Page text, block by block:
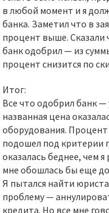
в любой момент и я
банка. Заметил что в
процент выше. Сказали
банк одобрил — из
процент снизится по
Итог:
Все что одобрил банк
названная цена
оборудования. Процент
подошел под критерии
оказалась беднее, чем
мне обошлась бы еще
Я пытался найти
проблему —
кредита. Но все мне